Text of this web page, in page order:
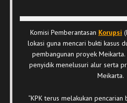
Komisi Pemberantasan Korupsi
lokasi guna mencari bukti kasus
pembangunan proyek
penyidik menelusuri alur serta
Meikarta.
“KPK terus melakukan pencarian